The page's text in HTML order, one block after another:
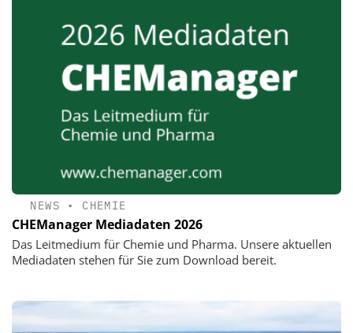
NEWS • CHEMIE
CHEManager Mediadaten 2026
Das Leitmedium für Chemie und Pharma. Unsere aktuellen
Mediadaten stehen für Sie zum Download bereit.